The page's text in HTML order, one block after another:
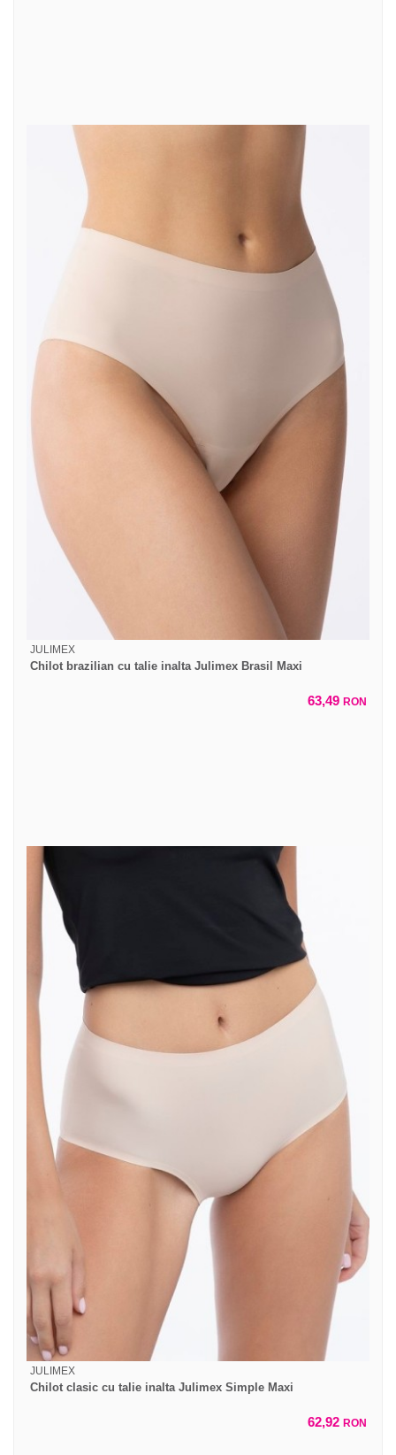
JULIMEX
Chilot brazilian cu talie inalta Julimex Brasil Maxi
63,49 RON
JULIMEX
Chilot clasic cu talie inalta Julimex Simple Maxi
62,92 RON